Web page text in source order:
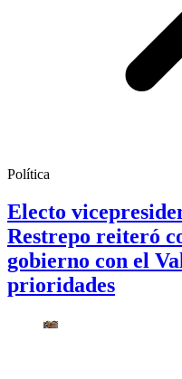
Política
Electo
Restrepo reiteró
gobierno con el
prioridades